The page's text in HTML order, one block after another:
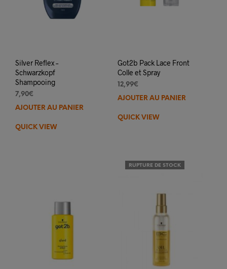
Silver Reflex –
Schwarzkopf
Shampooing
7,90€
AJOUTER AU PANIER
QUICK VIEW
Got2b Pack Lace Front
Colle et Spray
12,99€
AJOUTER AU PANIER
QUICK VIEW
RUPTURE DE STOCK